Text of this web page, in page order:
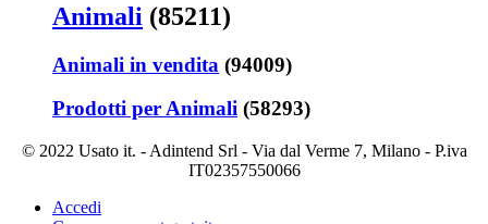
Animali (85211)
Animali in vendita (94009)
Prodotti per Animali (58293)
© 2022 Usato it. - Adintend Srl - Via dal Verme 7, Milano - P.iva
IT02357550066
Accedi